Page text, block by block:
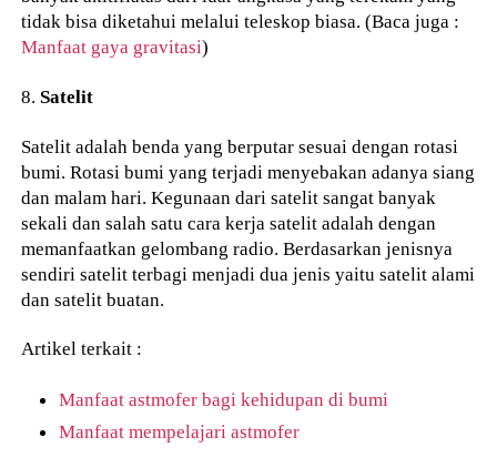
tidak bisa diketahui melalui teleskop biasa. (Baca juga :
Manfaat gaya gravitasi)
8.Satelit
Satelit adalah benda yang berputar sesuai dengan rotasi
bumi. Rotasi bumi yang terjadi menyebakan adanya siang
dan malam hari. Kegunaan dari satelit sangat banyak
sekali dan salah satu cara kerja satelit adalah dengan
memanfaatkan gelombang radio. Berdasarkan jenisnya
sendiri satelit terbagi menjadi dua jenis yaitu satelit alami
dan satelit buatan.
Artikel terkait :
Manfaat astmofer bagi kehidupan di bumi
Manfaat mempelajari astmofer